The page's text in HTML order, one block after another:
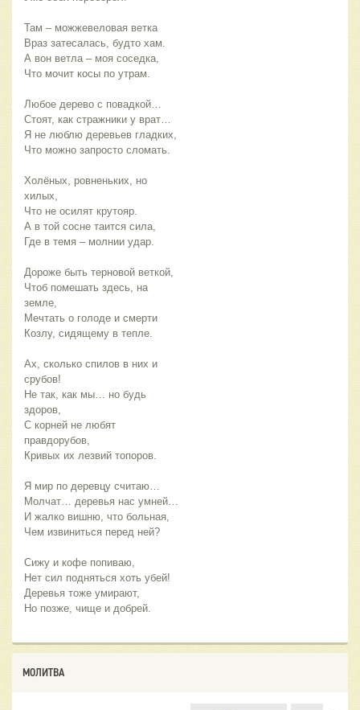
Там – можжевеловая ветка
Враз затесалась, будто хам.
А вон ветла – моя соседка,
Что мочит косы по утрам.
Любое дерево с повадкой…
Стоят, как стражники у врат…
Я не люблю деревьев гладких,
Что можно запросто сломать.
Холёных, ровненьких, но
хилых,
Что не осилят крутояр.
А в той сосне таится сила,
Где в темя – молнии удар.
Дороже быть терновой веткой,
Чтоб помешать здесь, на
земле,
Мечтать о голоде и смерти
Козлу, сидящему в тепле.
Ах, сколько спилов в них и
срубов!
Не так, как мы… но будь
здоров,
С корней не любят
правдорубов,
Кривых их лезвий топоров.
Я мир по деревцу считаю…
Молчат… деревья нас умней…
И жалко вишню, что больная,
Чем извиниться перед ней?
Сижу и кофе попиваю,
Нет сил подняться хоть убей!
Деревья тоже умирают,
Но позже, чище и добрей.
МОЛИТВА